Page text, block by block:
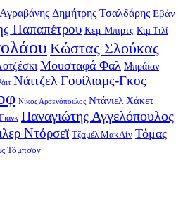
Δημήτρης Τσαλδάρης Εβάν
Παπαπέτρου Κεμ Μπιρτς Κιμ Τιλί
Κώστας Σλούκας
Μουσταφά Φαλ Μπράιαν
Νάιτζελ Γουίλιαμς-Γκος
Νίκος Αρσενόπουλος Ντάνιελ Χάκετ
Παναγιώτης Αγγελόπουλος
Ντόρσεϊ Τζαμέλ ΜακΛίν Τόμας
Τόμπσον